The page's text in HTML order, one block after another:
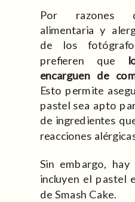
Por razones
alimentaria y
de los
prefieren que
encarguen de
Esto permite
pastel sea apto
de ingredientes
reacciones
Sin embargo,
incluyen el pastel
de Smash Cake.